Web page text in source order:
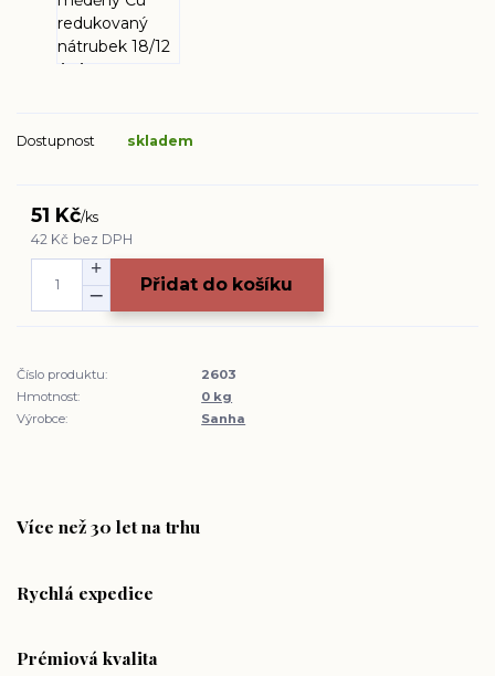
Dostupnost skladem
51 Kč/ks
42 Kč bez DPH
Přidat do košíku
Číslo produktu:
2603
Hmotnost:
0 kg
Výrobce:
Sanha
Více než 30 let na trhu
Rychlá expedice
Prémiová kvalita